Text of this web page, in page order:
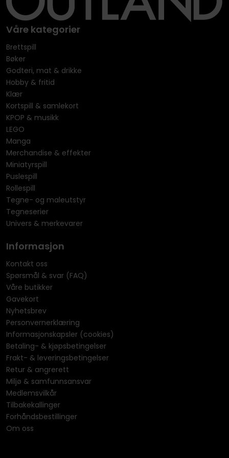
Våre kategorier
Brettspill
Bøker
Godteri, mat & drikke
Hobby & fritid
Klær
Kortspill & samlekort
KPOP & musikk
LEGO
Manga
Merchandise & effekter
Miniatyrspill
Puslespill
Rollespill
Tegne- og maleutstyr
Tegneserier
Univers & merkevarer
Informasjon
Kontakt oss
Spørsmål & svar (FAQ)
Våre butikker
Gavekort
Nyhetsbrev
Personvernerklæring
Informasjonskapsler (cookies)
Betaling- & kjøpsbetingelser
Frakt- & leveringsbetingelser
Retur & angrerett
Miljø & samfunnsansvar
Medlemsvilkår
Tilbakekallinger
Forhåndsbestillinger
Om oss